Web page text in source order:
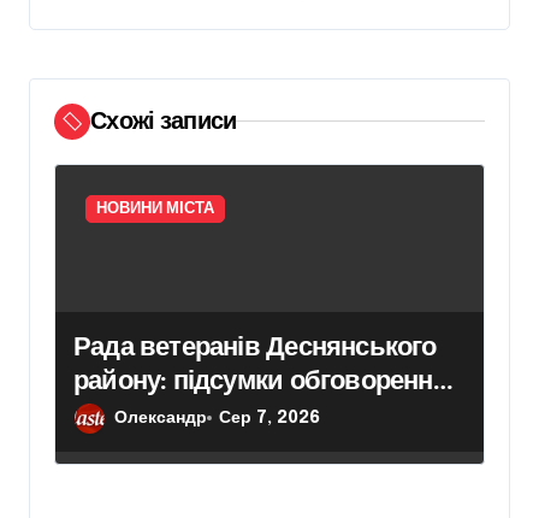
и
і
в
Схожі записи
НОВИНИ МІСТА
Рада ветеранів Деснянського
району: підсумки обговорення
актуальних питань
Олександр Сер 7, 2026